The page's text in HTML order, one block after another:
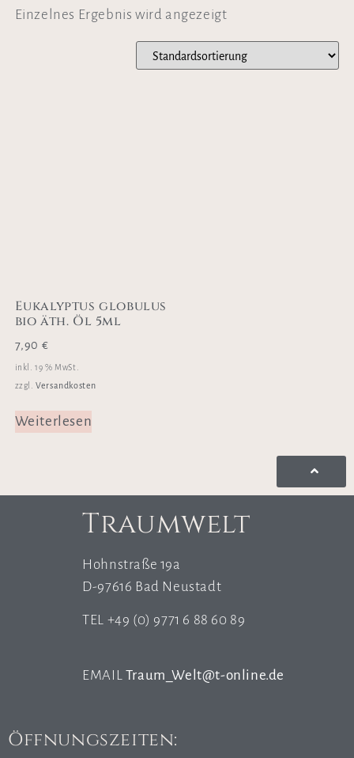
Einzelnes Ergebnis wird angezeigt
Eukalyptus globulus
bio äth. Öl 5ml
7,90 €
inkl. 19 % MwSt.
zzgl.Versandkosten
Weiterlesen
Traumwelt
Hohnstraße 19a
D-97616 Bad Neustadt
TEL +49 (0) 9771 6 88 60 89
EMAIL Traum_Welt@t-online.de
Öffnungszeiten: